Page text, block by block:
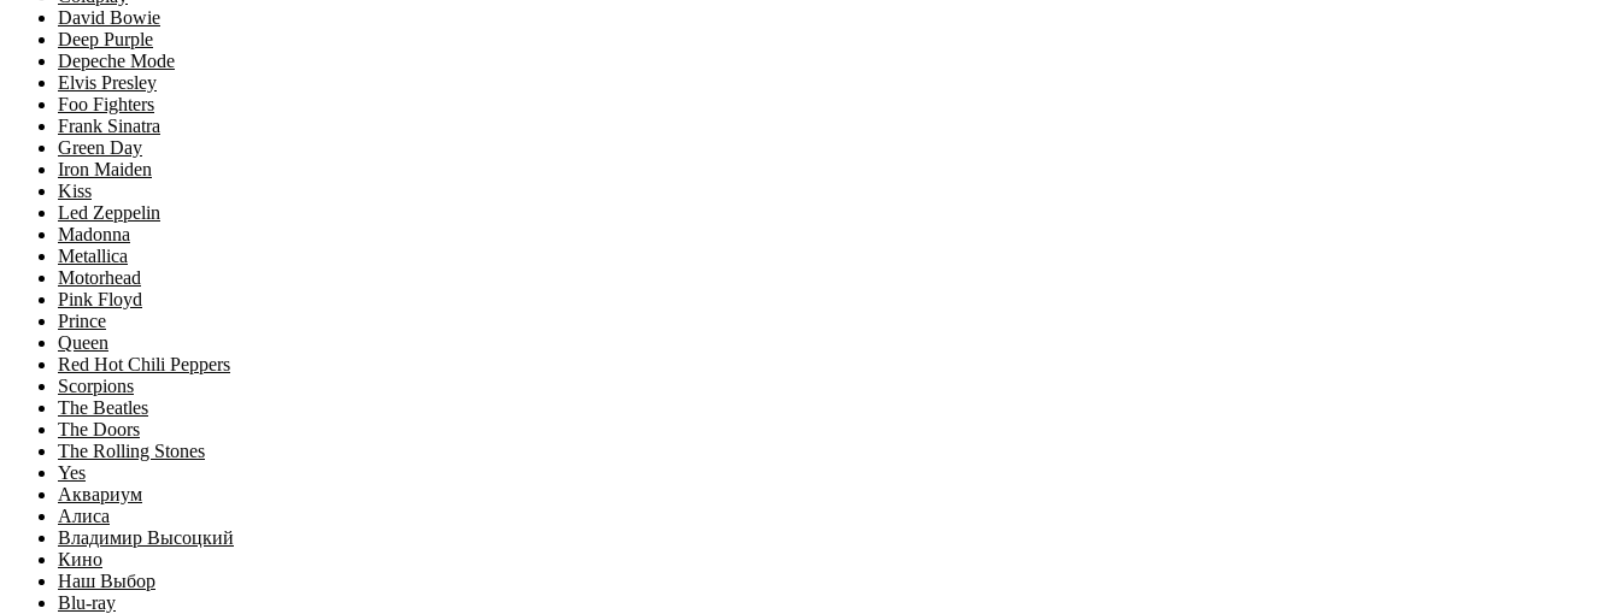
David Bowie
Deep Purple
Depeche Mode
Elvis Presley
Foo Fighters
Frank Sinatra
Green Day
Iron Maiden
Kiss
Led Zeppelin
Madonna
Metallica
Motorhead
Pink Floyd
Prince
Queen
Red Hot Chili Peppers
Scorpions
The Beatles
The Doors
The Rolling Stones
Yes
Аквариум
Алиса
Владимир Высоцкий
Кино
Наш Выбор
Blu-ray